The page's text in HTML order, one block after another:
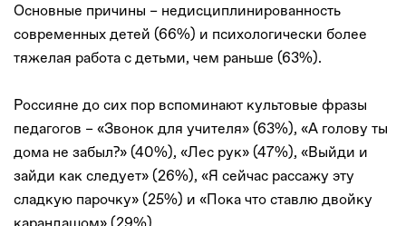
Основные причины – недисциплинированность
современных детей (66%) и психологически более
тяжелая работа с детьми, чем раньше (63%).
Россияне до сих пор вспоминают культовые фразы
педагогов – «Звонок для учителя» (63%), «А голову ты
дома не забыл?» (40%), «Лес рук» (47%), «Выйди и
зайди как следует» (26%), «Я сейчас рассажу эту
сладкую парочку» (25%) и «Пока что ставлю двойку
карандашом» (29%).